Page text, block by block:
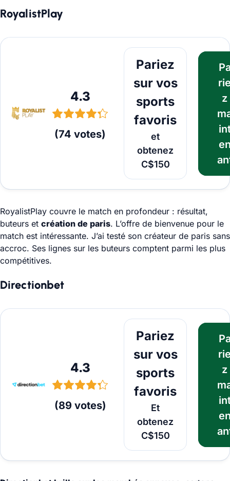
RoyalistPlay
4.3
(74 votes)
Pariez maintenant
Pariez
sur vos
sports
favoris
et
obtenez
C$150
z
RoyalistPlay couvre le match en profondeur : résultat,
buteurs et création de paris. L’offre de bienvenue pour le
match est intéressante. J’ai testé son créateur de paris sans
accroc. Ses lignes sur les buteurs comptent parmi les plus
compétitives.
Directionbet
4.3
(89 votes)
Pariez maintenant
Pariez
sur vos
sports
favoris
Et
obtenez
C$150
z